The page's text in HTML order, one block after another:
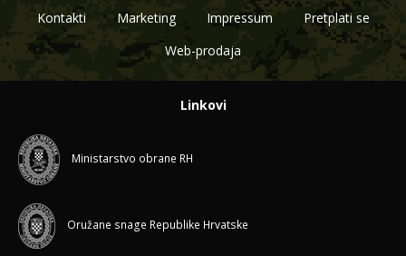
Kontakti Marketing Impressum
Pretplati se
Web-prodaja
Linkovi
Ministarstvo obrane RH
Oružane snage Republike Hrvatske